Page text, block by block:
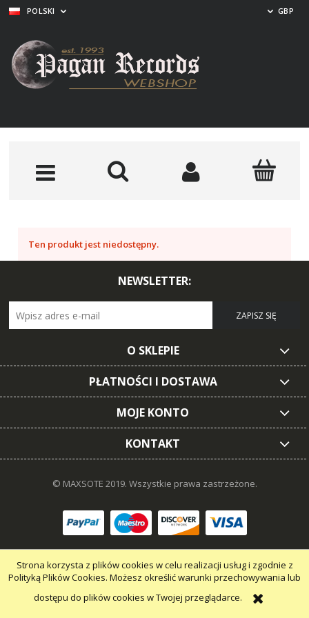
Strona korzysta z plików cookies w celu realizacji usług i zgodnie z
Polityką Plików Cookies. Możesz określić warunki przechowywania lub
dostępu do plików cookies w Twojej przeglądarce.
POLSKI GBP
Ten produkt jest niedostępny.
NEWSLETTER:
ZAPISZ SIĘ
O SKLEPIE
PŁATNOŚCI I DOSTAWA
MOJE KONTO
KONTAKT
© MAXSOTE 2019. Wszystkie prawa zastrzeżone.
pokaż pełną wersję strony